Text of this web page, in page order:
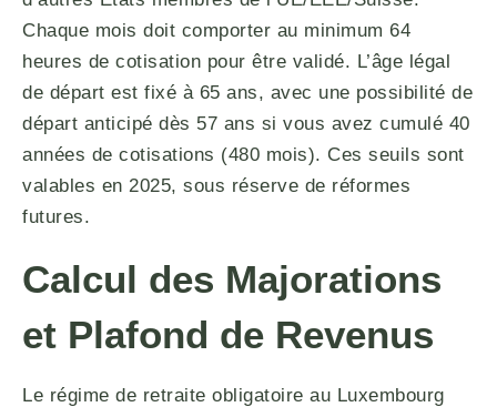
Chaque mois doit comporter au minimum 64
heures de cotisation pour être validé. L’âge légal
de départ est fixé à 65 ans, avec une possibilité de
départ anticipé dès 57 ans si vous avez cumulé 40
années de cotisations (480 mois). Ces seuils sont
valables en 2025, sous réserve de réformes
futures.
Calcul des Majorations
et Plafond de Revenus
Le régime de retraite obligatoire au Luxembourg